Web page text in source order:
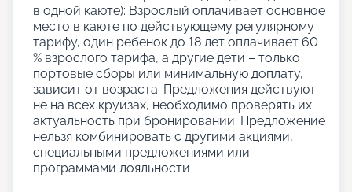
в одной каюте): Взрослый оплачивает основное
место в каюте по действующему регулярному
тарифу, один ребенок до 18 лет оплачивает 60
% взрослого тарифа, а другие дети – только
портовые сборы или минимальную доплату,
зависит от возраста. Предложения действуют
не на всех круизах, необходимо проверять их
актуальность при бронировании. Предложение
нельзя комбинировать с другими акциями,
специальными предложениями или
программами лояльности